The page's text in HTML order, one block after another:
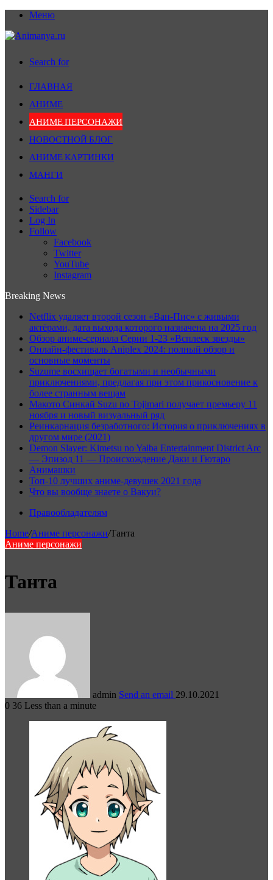
Меню
Search for
ГЛАВНАЯ
АНИМЕ
АНИМЕ ПЕРСОНАЖИ
НОВОСТНОЙ БЛОГ
АНИМЕ КАРТИНКИ
МАНГИ
Search for
Sidebar
Log In
Follow
Facebook
Twitter
YouTube
Instagram
Breaking News
Netflix удаляет второй сезон «Ван-Пис» с живыми
актёрами, дата выхода которого назначена на 2025 год
Обзор аниме-сериала Серии 1-23 «Всплеск звезды»
Онлайн-фестиваль Aniplex 2024: полный обзор и
основные моменты
Suzume восхищает богатыми и необычными
приключениями, предлагая при этом прикосновение к
более странным вещам
Макото Синкай Suzu no Tojimari получает премьеру 11
ноября и новый визуальный ряд
Реинкарнация безработного: История о приключениях в
другом мире (2021)
Demon Slayer: Kimetsu no Yaiba Entertainment District Arc
— Эпизод 11 — Происхождение Даки и Гютаро
Анимашки
Топ-10 лучших аниме-девушек 2021 года
Что вы вообще знаете о Вакуи?
Правообладателям
Home/Аниме персонажи/Танта
Аниме персонажи
Танта
admin Send an email 29.10.2021
0 36 Less than a minute